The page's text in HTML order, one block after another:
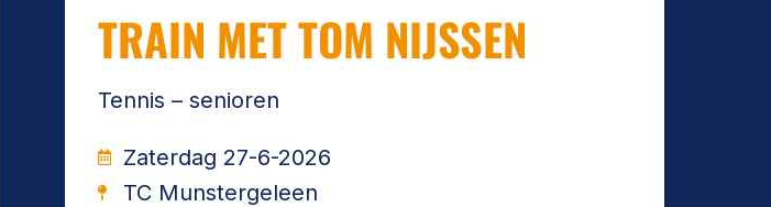
TRAIN MET TOM NIJSSEN
Tennis – senioren
Zaterdag 27-6-2026
TC Munstergeleen